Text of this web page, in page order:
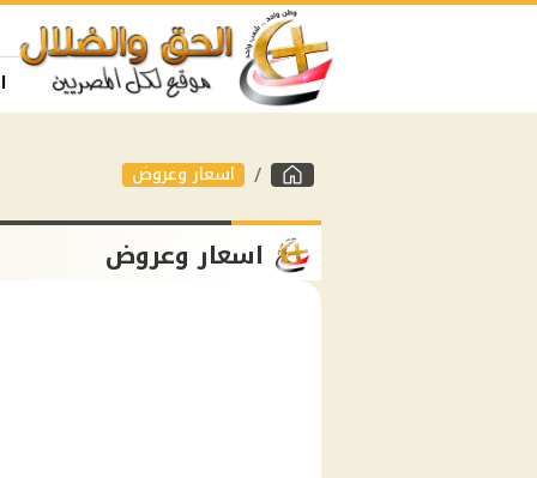
اسعار وعروض
اسعار وعروض